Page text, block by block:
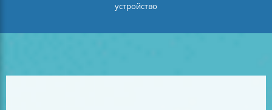
устройство